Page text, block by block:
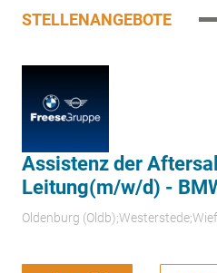
STELLENANGEBOTE
Assistenz der
Leitung(m/w/d) -
Oldenburg